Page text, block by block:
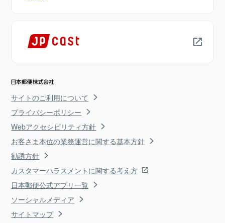
サイトのご利用について
プライバシーポリシー
Webアクセシビリティ方針
お客さま本位の業務運営に関する基本方針
勧誘方針
カスタマーハラスメントに関する考え方
日本郵便公式アプリ一覧
ソーシャルメディア
サイトマップ